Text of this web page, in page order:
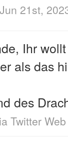
21st,
Ihr
als das
des
Twitter